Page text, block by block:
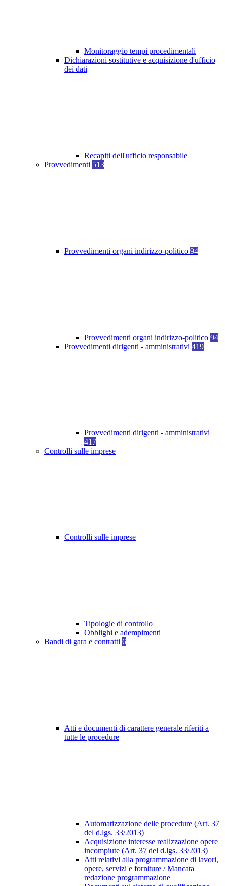
Monitoraggio tempi procedimentali
Dichiarazioni sostitutive e acquisizione d'ufficio
dei dati
Recapiti dell'ufficio responsabile
Provvedimenti 513
Provvedimenti organi indirizzo-politico 94
Provvedimenti organi indirizzo-politico 94
Provvedimenti dirigenti - amministrativi 419
Provvedimenti dirigenti - amministrativi
417
Controlli sulle imprese
Controlli sulle imprese
Tipologie di controllo
Obblighi e adempimenti
Bandi di gara e contratti 6
Atti e documenti di carattere generale riferiti a
tutte le procedure
Automatizzazione delle procedure (Art. 37
del d.lgs. 33/2013)
Acquisizione interesse realizzazione opere
incompiute (Art. 37 del d.lgs. 33/2013)
Atti relativi alla programmazione di lavori,
opere, servizi e forniture / Mancata
redazione programmazione